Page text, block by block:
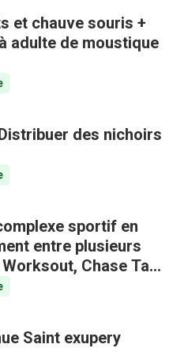
et chauve souris +
adulte de moustique
des nichoirs
sportif en
entre plusieurs
Chase Tag,
Saint exupery